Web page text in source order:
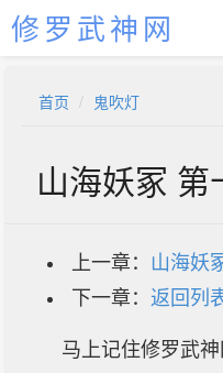
修罗武神网
首页 鬼吹灯
山海妖冢
上一章： 山海妖
下一章： 返回列
马上记住修罗武